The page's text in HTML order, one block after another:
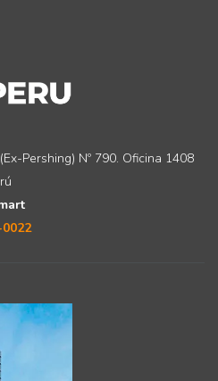
Pershing) Nº 790. Oficina 1408